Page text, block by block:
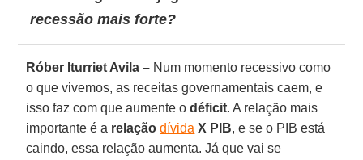
recessão mais forte?
Róber Iturriet Avila – Num momento recessivo como
o que vivemos, as receitas governamentais caem, e
isso faz com que aumente odéficit. A relação mais
importante é a relaçãodívida X PIB, e se o PIB está
caindo, essa relação aumenta. Já que vai se